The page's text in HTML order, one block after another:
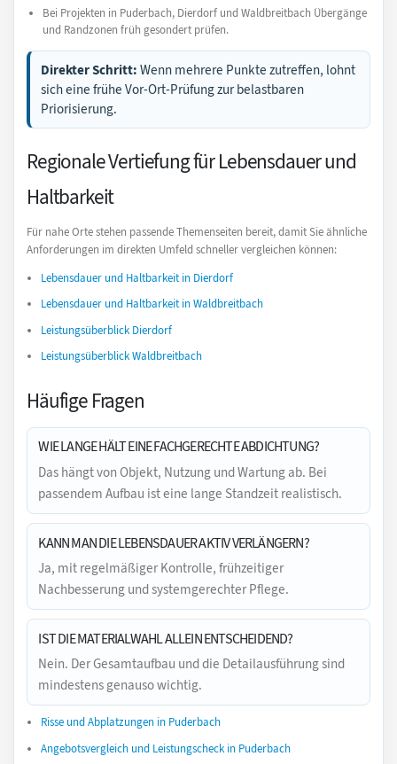
Bei Projekten in Puderbach, Dierdorf und Waldbreitbach Übergänge
und Randzonen früh gesondert prüfen.
Direkter Schritt: Wenn mehrere Punkte zutreffen, lohnt
sich eine frühe Vor-Ort-Prüfung zur belastbaren
Priorisierung.
Regionale Vertiefung für Lebensdauer und
Haltbarkeit
Für nahe Orte stehen passende Themenseiten bereit, damit Sie ähnliche
Anforderungen im direkten Umfeld schneller vergleichen können:
Lebensdauer und Haltbarkeit in Dierdorf
Lebensdauer und Haltbarkeit in Waldbreitbach
Leistungsüberblick Dierdorf
Leistungsüberblick Waldbreitbach
Häufige Fragen
WIE LANGE HÄLT EINE FACHGERECHTE ABDICHTUNG?
Das hängt von Objekt, Nutzung und Wartung ab. Bei
passendem Aufbau ist eine lange Standzeit realistisch.
KANN MAN DIE LEBENSDAUER AKTIV VERLÄNGERN?
Ja, mit regelmäßiger Kontrolle, frühzeitiger
Nachbesserung und systemgerechter Pflege.
IST DIE MATERIALWAHL ALLEIN ENTSCHEIDEND?
Nein. Der Gesamtaufbau und die Detailausführung sind
mindestens genauso wichtig.
Risse und Abplatzungen in Puderbach
Angebotsvergleich und Leistungscheck in Puderbach